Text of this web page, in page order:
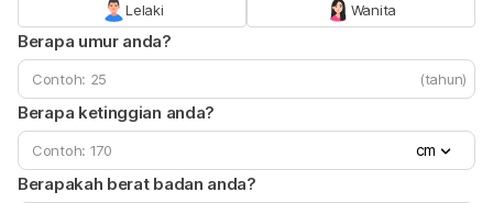
Lelaki Wanita
Berapa umur anda?
(tahun)
Berapa ketinggian anda?
cm
Berapakah berat badan anda?